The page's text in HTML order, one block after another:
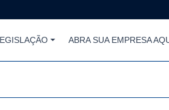
ABRA SUA EMPRESA